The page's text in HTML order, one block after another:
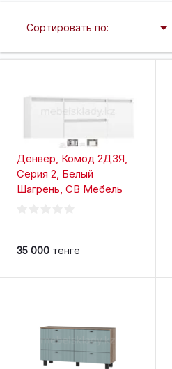
Сортировать по:
Денвер, Комод 2Д3Я,
Серия 2, Белый
Шагрень, СВ Мебель
35 000 тенге